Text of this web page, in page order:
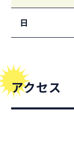
日
アクセス